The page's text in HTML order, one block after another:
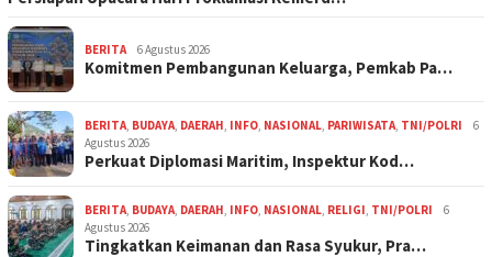
BERITA 6 Agustus 2026
Komitmen Pembangunan Keluarga, Pemkab Pa…
BERITA BUDAYA DAERAH INFO NASIONAL PARIWISATA TNI/POLRI
6
Agustus 2026
Perkuat Diplomasi Maritim, Inspektur Kod…
BERITA BUDAYA DAERAH INFO NASIONAL RELIGI TNI/POLRI
6
Agustus 2026
Tingkatkan Keimanan dan Rasa Syukur, Pra…